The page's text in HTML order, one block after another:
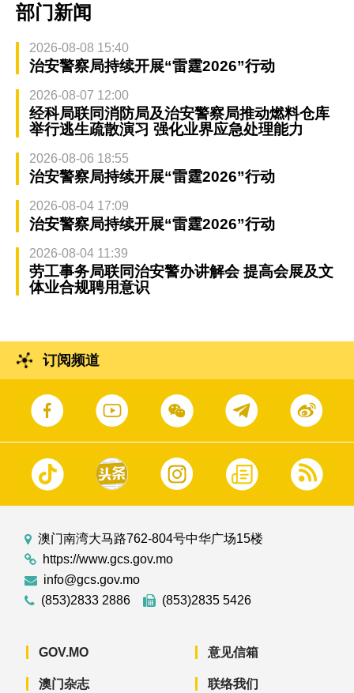
部门新闻
2026-08-08 15:40
治安警察局持续开展“雷霆2026”行动
2026-08-07 12:00
经科局联同消防局及治安警察局推动燃料仓库
举行逃生疏散演习 强化业界应急处理能力
2026-08-06 18:55
治安警察局持续开展“雷霆2026”行动
2026-08-04 17:09
治安警察局持续开展“雷霆2026”行动
2026-08-04 11:39
劳工事务局联同治安警办讲解会 提高会展及文
体业合规聘用意识
订阅频道
澳门南湾大马路762-804号中华广场15楼
https://www.gcs.gov.mo
info@gcs.gov.mo
(853)2833 2886
(853)2835 5426
GOV.MO
澳门杂志
意见信箱
联络我们